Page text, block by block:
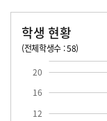
학생 현황
(전체학생수 : 58)
12
16
20